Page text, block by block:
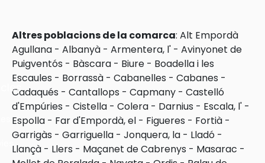
Altres poblacions de la comarca: Alt Empordà
Agullana - Albanyà - Armentera, l' - Avinyonet de
Puigventós - Bàscara - Biure - Boadella i les
Escaules - Borrassà - Cabanelles - Cabanes -
Cadaqués - Cantallops - Capmany - Castelló
d'Empúries - Cistella - Colera - Darnius - Escala, l' -
Espolla - Far d'Empordà, el - Figueres - Fortià -
Garrigàs - Garriguella - Jonquera, la - Lladó -
Llançà - Llers - Maçanet de Cabrenys - Masarac -